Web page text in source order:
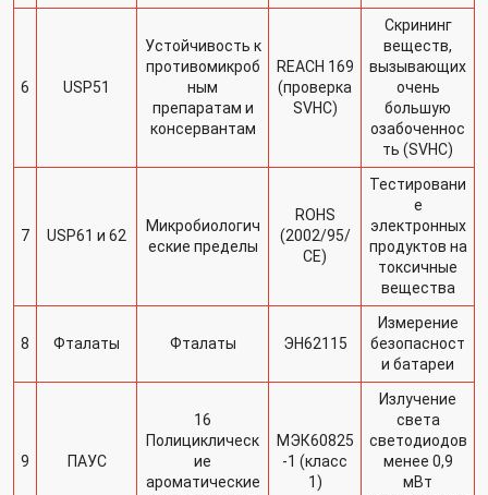
6 USP51
Устойчивость к
противомикроб
ным
препаратам и
консервантам
REACH 169
(проверка
SVHC)
Скрининг
веществ,
вызывающих
очень
большую
озабоченнос
ть (SVHC)
7 USP61 и 62
Микробиологич
еские пределы
ROHS
(2002/95/
CE)
Тестировани
е
электронных
продуктов на
токсичные
вещества
8 Фталаты Фталаты ЭН62115
Измерение
безопасност
и батареи
9 ПАУС
16
Полициклическ
ие
ароматические
МЭК60825
-1 (класс
1)
Излучение
света
светодиодов
менее 0,9
мВт